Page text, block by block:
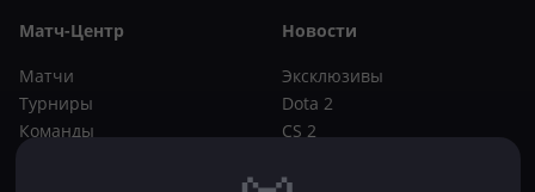
Матч-Центр
Матчи
Турниры
Команды
Новости
Эксклюзивы
Dota 2
CS 2